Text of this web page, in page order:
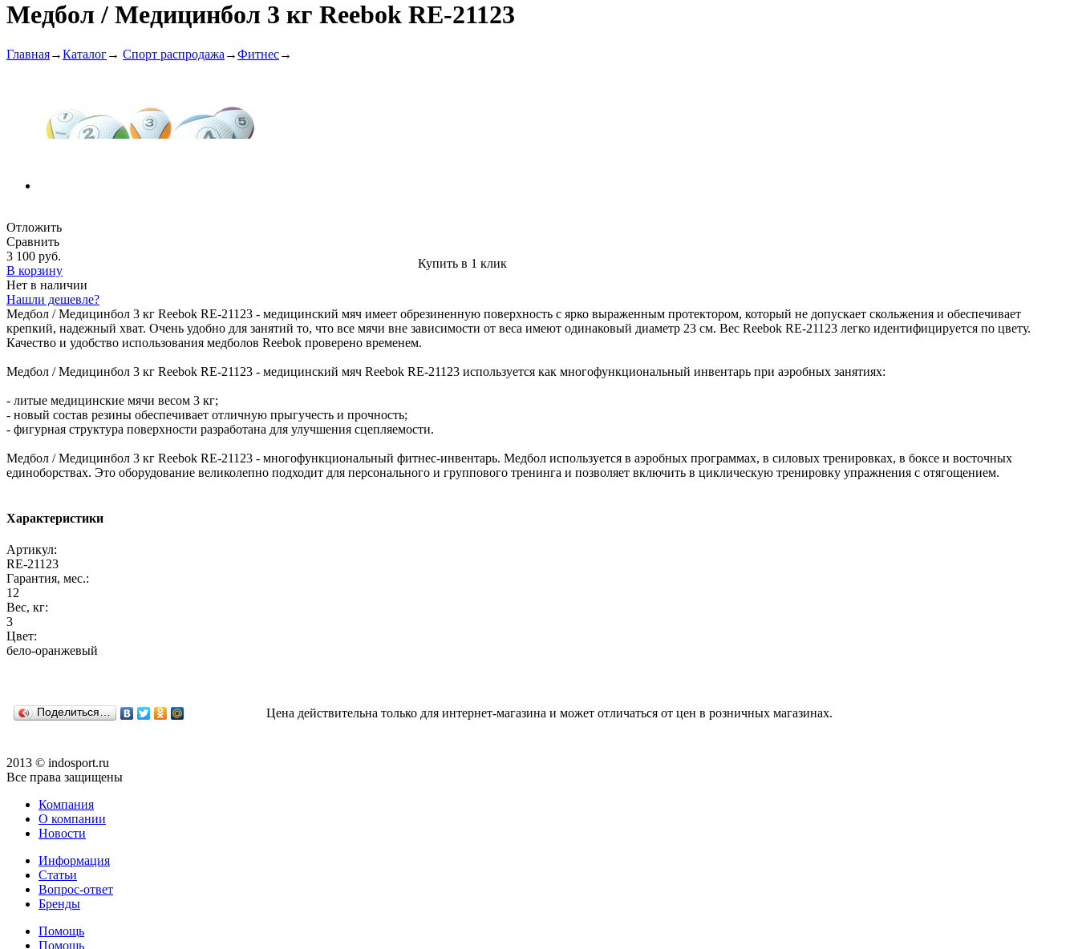
Медбол / Медицинбол 3 кг Reebok RE-21123
Главная→Каталог→ Спорт распродажа →Фитнес→
Отложить
Сравнить
3 100 руб.
В корзину
Купить в 1 клик
Нет в наличии
Нашли дешевле?
Медбол / Медицинбол 3 кг Reebok RE-21123 - медицинский мяч имеет обрезиненную поверхность с ярко выраженным протектором, который не допускает скольжения и обеспечивает
крепкий, надежный хват. Очень удобно для занятий то, что все мячи вне зависимости от веса имеют одинаковый диаметр 23 см. Вес Reebok RE-21123 легко идентифицируется по цвету.
Качество и удобство использования медболов Reebok проверено временем.
Медбол / Медицинбол 3 кг Reebok RE-21123 - медицинский мяч Reebok RE-21123 используется как многофункциональный инвентарь при аэробных занятиях:
- литые медицинские мячи весом 3 кг;
- новый состав резины обеспечивает отличную прыгучесть и прочность;
- фигурная структура поверхности разработана для улучшения сцепляемости.
Медбол / Медицинбол 3 кг Reebok RE-21123 - многофункциональный фитнес-инвентарь. Медбол используется в аэробных программах, в силовых тренировках, в боксе и восточных
единоборствах. Это оборудование великолепно подходит для персонального и группового тренинга и позволяет включить в циклическую тренировку упражнения с отягощением.
Характеристики
Артикул:
RE-21123
Гарантия, мес.:
12
Вес, кг:
3
Цвет:
бело-оранжевый
Поделиться… Цена действительна только для интернет-магазина и может отличаться от цен в розничных магазинах.
2013 © indosport.ru
Все права защищены
Компания
О компании
Новости
Информация
Статьи
Вопрос-ответ
Бренды
Помощь
Помощь